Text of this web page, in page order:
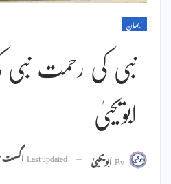
ایمان
نبی کی رحمت نبی
ابویحییٰ
Byابویحییٰ Last updatedاگست 27, 2018